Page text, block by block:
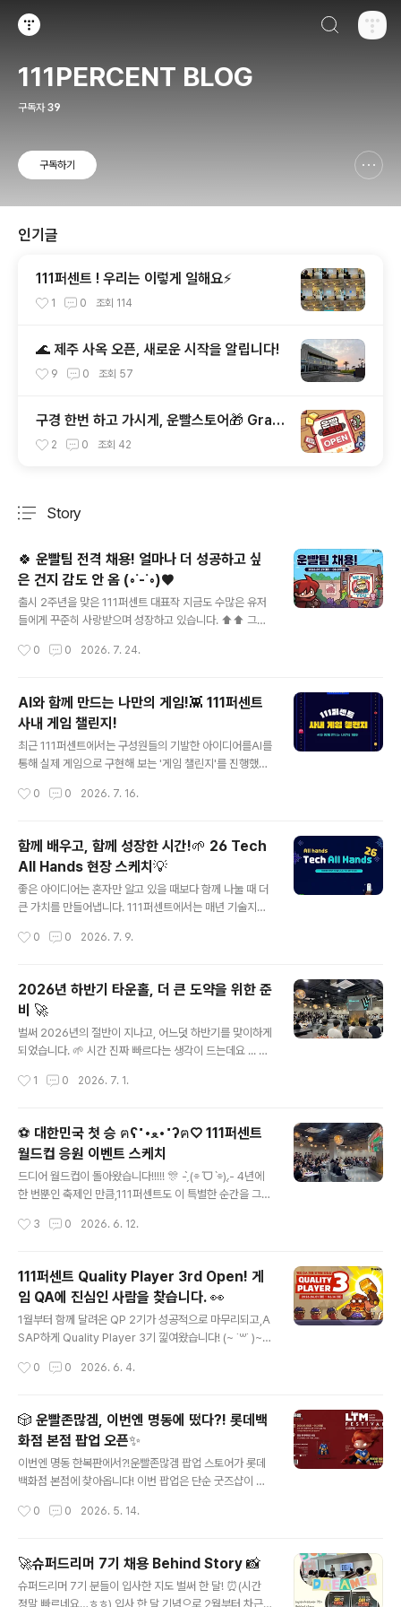
111PERCENT BLOG
구독자 39
구독하기
인기글
111퍼센트 ! 우리는 이렇게 일해요⚡
1 0 조회 114
🌊 제주 사옥 오픈, 새로운 시작을 알립니다!
9 0 조회 57
구경 한번 하고 가시게, 운빨스토어🎁 Gran
d Open!🎉
2 0 조회 42
Story
🍀 운빨팀 전격 채용! 얼마나 더 성공하고 싶
은 건지 감도 안 옴 (◦︎˙-˙◦︎)♥️
출시 2주년을 맞은 111퍼센트 대표작 지금도 수많은 유저
들에게 꾸준히 사랑받으며 성장하고 있습니다. ⬆️⬆️ 그런
임을 만들기 위해오늘도 다음 재미를 고민하고 있습니다.
세요. \^o^/ 운빨팀, 이런 분들을 찾고 있어요 🫵 인재상은
단 ☝️ 재미있는 게임은일을 재미있어하는 사람들이 만듭니
다. 🚀 팀, 전직군 채용 중! 게임 클라이언트 개발자2D 게
임 그래픽 디자이너UI·UX 디자이너이펙터밸런싱 기획자
📅 서류 접수 기간 놓치지 마세요!서류 접수 : 7/27(월) ~
0 0 2026. 7. 24.
AI와 함께 만드는 나만의 게임!👾 111퍼센트
사내 게임 챌린지!
최근 111퍼센트에서는 구성원들의 기발한 아이디어를AI를
통해 실제 게임으로 구현해 보는 '게임 챌린지'를 진행했습
미니 게임을 자유 주제로 제작했으며코딩 경험이 없는 구
요. 이 챌린지가 가능했던 이유는바로 !!!! 111퍼센트에서
자체 개발한 AI 게임 바이브 코딩 툴 덕분입니다.♥️ \^o^/
아직은 외부 공개 전이라 이름을 공개할 수는 없지만 ㅎㅎ
만들고 싶은 게임을 채팅으로 설명하면 AI가 이를 즉시 플
레이 가능한 게임으로 구현해 주고완성된 게임은 별도의
특징입니다. ✨ AI의 도움을 받아 누구나 자신의 아이디어
0 0 2026. 7. 16.
함께 배우고, 함께 성장한 시간!🌱 26 Tech
All Hands 현장 스케치💡
좋은 아이디어는 혼자만 알고 있을 때보다 함께 나눌 때 더
큰 가치를 만들어냅니다. 111퍼센트에서는 매년 기술지원
을 공유하고 있는데요. 올해는 그 현장에 직접 다녀왔습니
험을 공유하는 기술 세미나로 진행되어 왔지만,올해는 한
걸음 더 나아가 111퍼센트 구성원들이 직무와 부서를 넘어
각자의 경험과 노하우를 공유하는 지식 쉐어의 장으로 확
장된 '26 Tech All Hands' ! 🚀 개발, 마케팅, 경영지원
등 다양한 직무의 구성원들이 발표자로 참여해실제 업무에
기를 공유해주셨는데요! 발표를 들으며 "이런 방식도 있었
0 0 2026. 7. 9.
2026년 하반기 타운홀, 더 큰 도약을 위한 준
비 🚀
벌써 2026년의 절반이 지나고, 어느덧 하반기를 맞이하게
되었습니다. 🌱 시간 진짜 빠르다는 생각이 드는데요 ... ʕ๑
향을 함께 공유하는 하반기 타운홀을 진행했습니다! 먼저
다. ٩꒰｡•‿•｡꒱۶ 이어 변화하는 환경에 맞춰 더욱 빠르고
유연하게 도전하기 위한조직개편과 새로운 개발 프로세스
를 소개하고,앞으로의 개발 방향과 핵심 전략도 함께 공유
해 주셨습니다. 특히 스팀 플랫폼 진출에 대한 구상과 하반
모바일을 넘어 더 넓은 플랫폼에서 새로운 재미를 선보이
1 0 2026. 7. 1.
⚽ 대한민국 첫 승 ฅʕ˶•ﻌ•˶ʔฅ♡ 111퍼센트
월드컵 응원 이벤트 스케치
드디어 월드컵이 돌아왔습니다!!!!! 🎊 - ̗̀(⌯ˊᗜˋ⌯) ̖́- 4년에
한 번뿐인 축제인 만큼,111퍼센트도 이 특별한 순간을 그냥
국 VS 체코 경기를사우분들과 함께 응원하기 위해 월드컵
료들과 자연스럽게 교류하며 조직에 활력을 더하는 시간을
만들어보고자 준비되었는데요! ദ്ദി( ˃ ᵕ ˂ദ്ദി) 평소에는 각자
의 자리에서 열심히 달리던 구성원들이이날만큼은 모두 한
자리에 모여치킨🍗, 피자🍕 그리고 시원한 맥주🍻와 함께
찬스마다 터져 나오는 ..
3 0 2026. 6. 12.
111퍼센트 Quality Player 3rd Open! 게
임 QA에 진심인 사람을 찾습니다. 👀
1월부터 함께 달려온 QP 2기가 성공적으로 마무리되고,A
SAP하게 Quality Player 3기 낉여왔습니다! (~ ˙꒳​˙ )~
A라는 직무에 진심인 분들을 위한111퍼센트의 QA 인턴십
r로서,플레이 과정에서 발견되는 다양한 이슈를 분석·추적
하고,개선 제안을 통해 게임의 품질과 재미를 한 단계 더 끌
어올리는 QA 인턴십 프로그램이에요. 단순한 테스트를 넘
어 완성도 높은 게임을 만드는 전 과정에 참여하며 QA로
런 분과 함..
0 0 2026. 6. 4.
🎲 운빨존많겜, 이번엔 명동에 떴다?! 롯데백
화점 본점 팝업 오픈✨
이번엔 명동 한복판에서?!운빨존많겜 팝업 스토어가 롯데
백화점 본점에 찾아옵니다! 이번 팝업은 단순 굿즈샵이 아
토어인데요! ╰(*°▽°*)╯ 짜릿한 탈출 미션부터이번 팝
어 있습니다!! 뭐가 그렇게 재밌어?도심 한복판에서 즐기는
‘운빨’ 방탈출 체험!탈출 성공 시 인게임 재화 쿠폰까지 GE
0 0 2026. 5. 14.
🚀슈퍼드리머 7기 채용 Behind Story 📸
슈퍼드리머 7기 분들이 입사한 지도 벌써 한 달! ⏰(시간
정말 빠르네요…ㅎㅎ) 입사 한 달 기념으로,2월부터 차근